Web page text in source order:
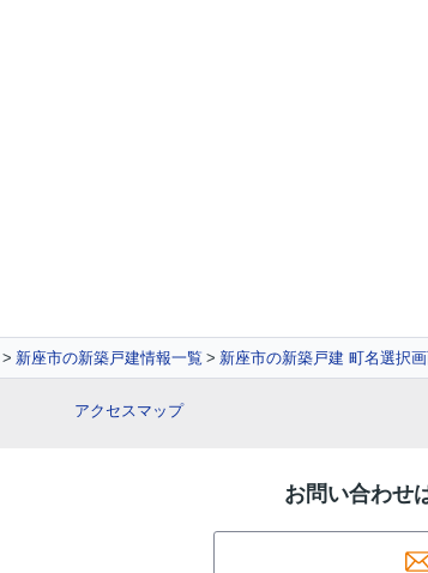
新座市の新築戸建情報一覧 新座市の新築戸建 町名選択
アクセスマップ
お問い合わせ